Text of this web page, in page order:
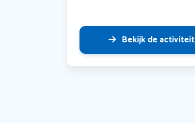
Bekijk de activiteit